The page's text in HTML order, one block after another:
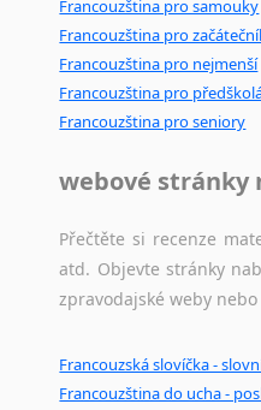
Francouzština pro samouky
Francouzština pro
Francouzština pro nejmenší
Francouzština pro
Francouzština pro seniory
webové stránky
Přečtěte si recenze
atd. Objevte stránky
zpravodajské weby
Francouzská slovíčka -
Francouzština do ucha -